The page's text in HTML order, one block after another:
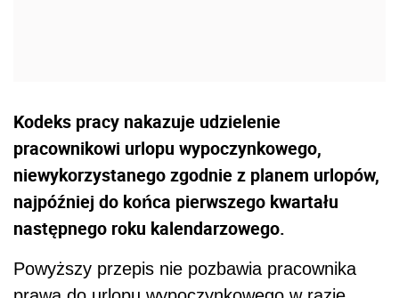
Kodeks pracy nakazuje udzielenie
pracownikowi urlopu wypoczynkowego,
niewykorzystanego zgodnie z planem urlopów,
najpóźniej do końca pierwszego kwartału
następnego roku kalendarzowego.
Powyższy przepis nie pozbawia pracownika